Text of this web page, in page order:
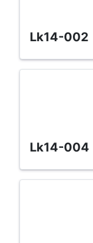
lk14-002
lk14-004